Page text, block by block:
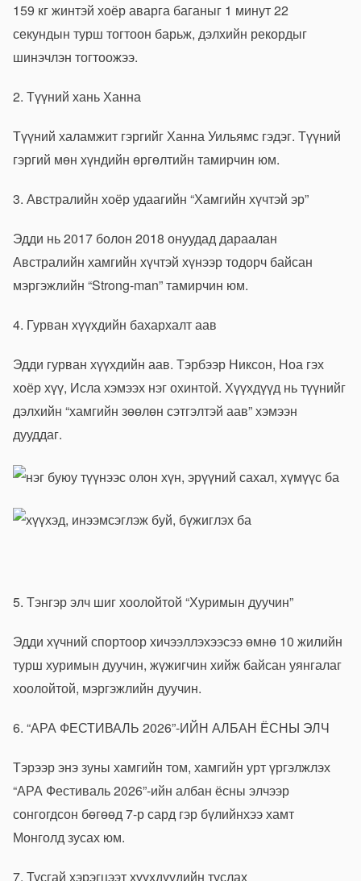
159 кг жинтэй хоёр аварга баганыг 1 минут 22
секундын турш тогтоон барьж, дэлхийн рекордыг
шинэчлэн тогтоожээ.
2. Түүний хань Ханна
Түүний халамжит гэргийг Ханна Уильямс гэдэг. Түүний
гэргий мөн хүндийн өргөлтийн тамирчин юм.
3. Австралийн хоёр удаагийн “Хамгийн хүчтэй эр”
Эдди нь 2017 болон 2018 онуудад дараалан
Австралийн хамгийн хүчтэй хүнээр тодорч байсан
мэргэжлийн “Strong-man” тамирчин юм.
4. Гурван хүүхдийн бахархалт аав
Эдди гурван хүүхдийн аав. Тэрбээр Никсон, Ноа гэх
хоёр хүү, Исла хэмээх нэг охинтой. Хүүхдүүд нь түүнийг
дэлхийн “хамгийн зөөлөн сэтгэлтэй аав” хэмээн
дууддаг.
5. Тэнгэр элч шиг хоолойтой “Хуримын дуучин”
Эдди хүчний спортоор хичээллэхээсээ өмнө 10 жилийн
турш хуримын дуучин, жүжигчин хийж байсан уянгалаг
хоолойтой, мэргэжлийн дуучин.
6. “АРА ФЕСТИВАЛЬ 2026”-ИЙН АЛБАН ЁСНЫ ЭЛЧ
Тэрээр энэ зуны хамгийн том, хамгийн урт үргэлжлэх
“АРА Фестиваль 2026”-ийн албан ёсны элчээр
сонгогдсон бөгөөд 7-р сард гэр бүлийнхээ хамт
Монголд зусах юм.
7. Тусгай хэрэгцээт хүүхдүүдийн туслах